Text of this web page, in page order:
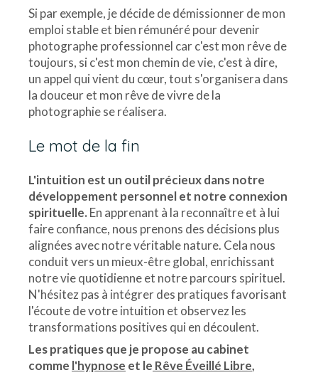
Si par exemple, je décide de démissionner de mon
emploi stable et bien rémunéré pour devenir
photographe professionnel car c'est mon rêve de
toujours, si c'est mon chemin de vie, c'est à dire,
un appel qui vient du cœur, tout s'organisera dans
la douceur et mon rêve de vivre de la
photographie se réalisera.
Le mot de la fin
L'intuition est un outil précieux dans notre
développement personnel et notre connexion
spirituelle. En apprenant à la reconnaître et à lui
faire confiance, nous prenons des décisions plus
alignées avec notre véritable nature. Cela nous
conduit vers un mieux-être global, enrichissant
notre vie quotidienne et notre parcours spirituel.
N'hésitez pas à intégrer des pratiques favorisant
l'écoute de votre intuition et observez les
transformations positives qui en découlent.
Les pratiques que je propose au cabinet
comme l'hypnose et le Rêve Éveillé Libre,